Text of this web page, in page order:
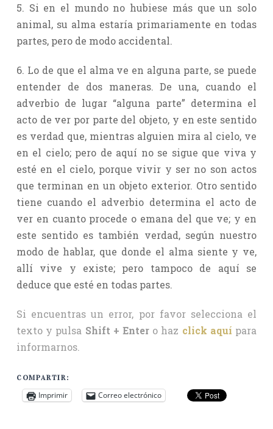
5. Si en el mundo no hubiese más que un solo
animal, su alma estaría primariamente en todas
partes, pero de modo accidental.
6. Lo de que el alma ve en alguna parte, se puede
entender de dos maneras. De una, cuando el
adverbio de lugar “alguna parte” determina el
acto de ver por parte del objeto, y en este sentido
es verdad que, mientras alguien mira al cielo, ve
en el cielo; pero de aquí no se sigue que viva y
esté en el cielo, porque vivir y ser no son actos
que terminan en un objeto exterior. Otro sentido
tiene cuando el adverbio determina el acto de
ver en cuanto procede o emana del que ve; y en
este sentido es también verdad, según nuestro
modo de hablar, que donde el alma siente y ve,
allí vive y existe; pero tampoco de aquí se
deduce que esté en todas partes.
Si encuentras un error, por favor selecciona el
texto y pulsa Shift + Enter o haz click aquí para
informarnos.
COMPARTIR:
Imprimir Correo electrónico